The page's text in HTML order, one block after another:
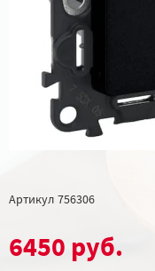
Артикул 756306
6450 руб.